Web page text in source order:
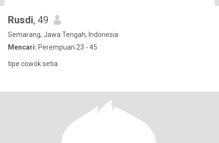
Rusdi, 49
Semarang, Jawa Tengah, Indonesia
Mencari: Perempuan 23 - 45
tipe cowok setia